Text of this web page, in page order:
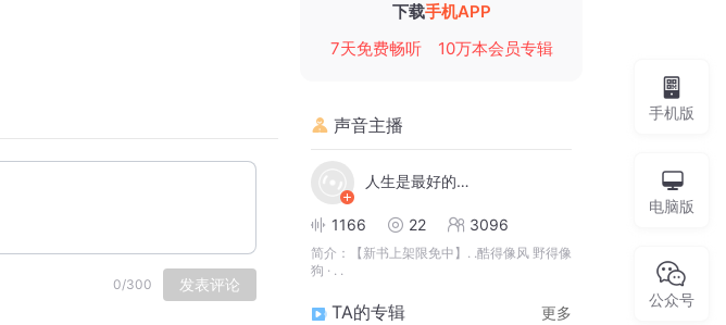
0/300 发表评论
下载手机APP
7天免费畅听
10万本会员专辑
声音主播
人生是最好的修行
1166 22 3096
简介：
【新书上架限免中】. .酷得像风 野得像
狗 · . .
TA的专辑 更多
手机版
电脑版
公众号